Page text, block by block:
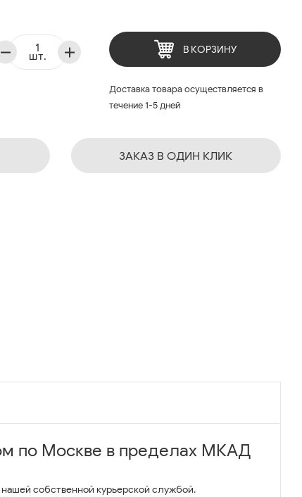
шт. В КОРЗИНУ
Доставка товара осуществляется в
течение 1-5 дней
ЗАКАЗ В ОДИН КЛИК
по Москве в пределах МКАД
собственной курьерской службой.